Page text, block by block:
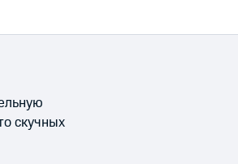
скучных